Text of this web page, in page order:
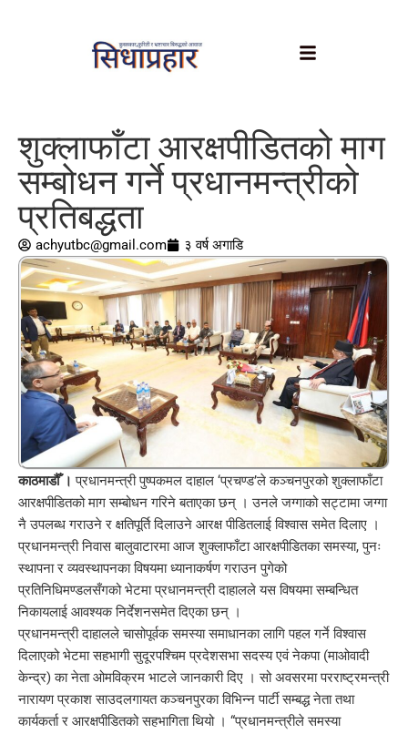
शुक्लाफाँटा आरक्षपीडितको माग
सम्बोधन गर्ने प्रधानमन्त्रीको
प्रतिबद्धता
achyutbc@gmail.com ३ वर्ष अगाडि
काठमाडौँ । प्रधानमन्त्री पुष्पकमल दाहाल ‘प्रचण्ड’ले कञ्चनपुरको शुक्लाफाँटा
आरक्षपीडितको माग सम्बोधन गरिने बताएका छन् । उनले जग्गाको सट्टामा जग्गा
नै उपलब्ध गराउने र क्षतिपूर्ति दिलाउने आरक्ष पीडितलाई विश्वास समेत दिलाए ।
प्रधानमन्त्री निवास बालुवाटारमा आज शुक्लाफाँटा आरक्षपीडितका समस्या, पुनः
स्थापना र व्यवस्थापनका विषयमा ध्यानाकर्षण गराउन पुगेको
प्रतिनिधिमण्डलसँगको भेटमा प्रधानमन्त्री दाहालले यस विषयमा सम्बन्धित
निकायलाई आवश्यक निर्देशनसमेत दिएका छन् ।
प्रधानमन्त्री दाहालले चासोपूर्वक समस्या समाधानका लागि पहल गर्ने विश्वास
दिलाएको भेटमा सहभागी सुदूरपश्चिम प्रदेशसभा सदस्य एवं नेकपा (माओवादी
केन्द्र) का नेता ओमविक्रम भाटले जानकारी दिए । सो अवसरमा परराष्ट्रमन्त्री
नारायण प्रकाश साउदलगायत कञ्चनपुरका विभिन्न पार्टी सम्बद्ध नेता तथा
कार्यकर्ता र आरक्षपीडितको सहभागिता थियो । “प्रधानमन्त्रीले समस्या